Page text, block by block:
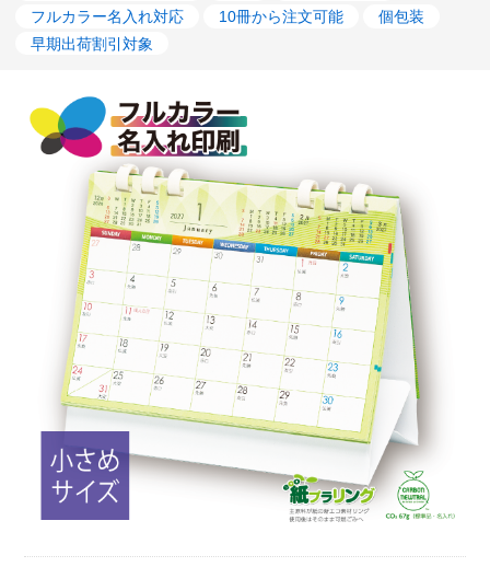
フルカラー名入れ対応 10冊から注文可能
個包装
早期出荷割引対象